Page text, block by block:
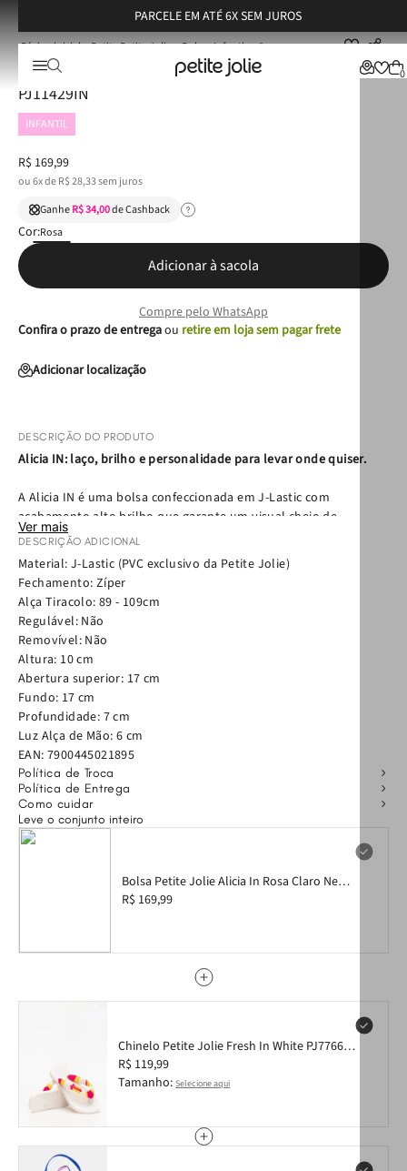
PARCELE EM ATÉ 6X SEM JUROS
0
Petite Petite Jolie Bolsas Infantis Bolsa Petite Jolie Alicia In Rosa Claro New PJ11429IN
Bolsa Petite Jolie Alicia In Rosa Claro New
PJ11429IN
INFANTIL
R$ 169,99
ou6x deR$28,33sem juros
GanheR$ 34,00de Cashback
Cor:Rosa
Adicionar à sacola
Compre pelo WhatsApp
Confira o prazo de entregaou retire em loja sem pagar frete
Adicionar localização
DESCRIÇÃO DO PRODUTO
Alicia IN: laço, brilho e personalidade para levar onde quiser.
A Alicia IN é uma bolsa confeccionada em J-Lastic com
acabamento alto brilho que garante um visual cheio de
personalidade. O laço na tampa é o detalhe que rouba a cena,
adicionando um toque divertido e fashion a peça. O fechamento
por botão ímã é super prático, perfeito para abrir e fechar
sozinha com facilidade. A alça de mão e a alça tiracolo ajustável
permitem usar do seu jeito: na mão ou transversal, combinando
com qualquer look do dia a dia. O interior acomoda o essencial
com praticidade: celular, fone, batom, gloss e tudo que você
precisar para arrasar onde for. Divertida, brilhante e com a sua
cara.
Ver mais
DESCRIÇÃO ADICIONAL
Material: J-Lastic (PVC exclusivo da Petite Jolie)
Fechamento: Zíper
Alça Tiracolo: 89 - 109cm
Regulável: Não
Removível: Não
Altura: 10 cm
Abertura superior: 17 cm
Fundo: 17 cm
Profundidade: 7 cm
Luz Alça de Mão: 6 cm
EAN: 7900445021895
Política de Troca
Política de Entrega
Como cuidar
Leve o conjunto inteiro
Bolsa Petite Jolie Alicia In Rosa Claro New
PJ11429IN
R$ 169,99
Chinelo Petite Jolie Fresh In White PJ7766IN
25-26
R$ 119,99
Tamanho: Selecione aqui